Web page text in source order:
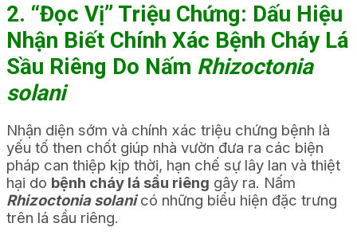
2. “Đọc Vị” Triệu Chứng: Dấu Hiệu
Nhận Biết Chính Xác Bệnh Cháy Lá
Sầu Riêng Do Nấm Rhizoctonia
solani
Nhận diện sớm và chính xác triệu chứng bệnh là
yếu tố then chốt giúp nhà vườn đưa ra các biện
pháp can thiệp kịp thời, hạn chế sự lây lan và thiệt
hại do bệnh cháy lá sầu riêng gây ra. Nấm
Rhizoctonia solanicó những biểu hiện đặc trưng
trên lá sầu riêng.